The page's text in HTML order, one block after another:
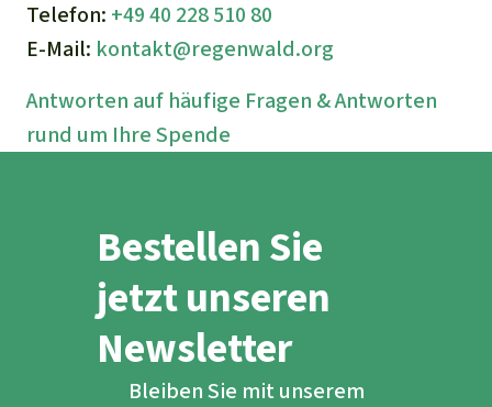
Telefon: +49 40 228 510 80
E-Mail: kontakt@regenwald.org
Antworten auf häufige Fragen & Antworten
rund um Ihre Spende
Bestellen Sie
jetzt unseren
Newsletter
Bleiben Sie mit unserem